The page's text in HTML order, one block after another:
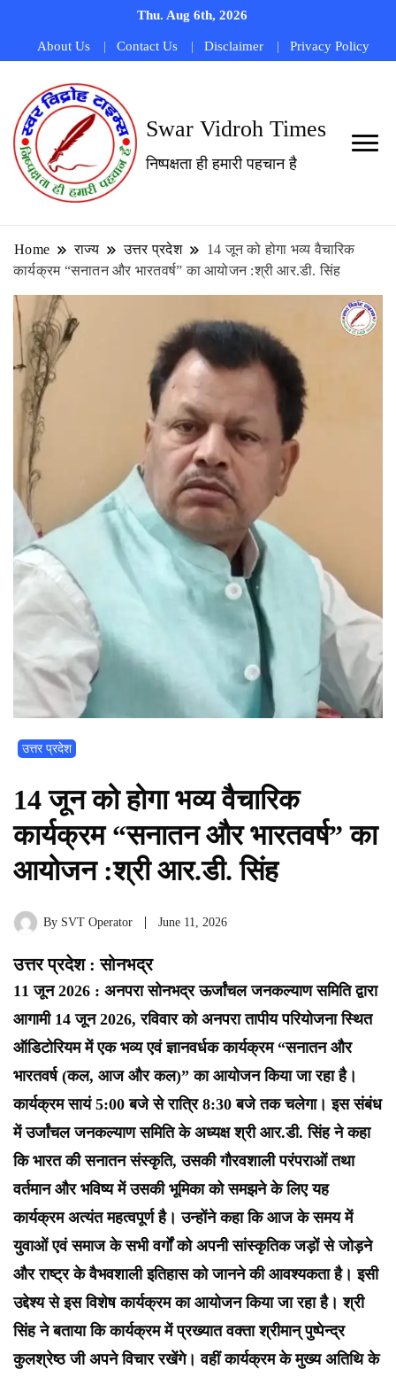
Thu. Aug 6th, 2026
About Us Contact Us Disclaimer Privacy Policy
Swar Vidroh Times
निष्पक्षता ही हमारी पहचान है
Home राज्य उत्तर प्रदेश
14 जून को होगा भव्य वैचारिक
कार्यक्रम “सनातन और भारतवर्ष” का आयोजन :श्री आर.डी. सिंह
उत्तर प्रदेश
14 जून को होगा भव्य वैचारिक
कार्यक्रम “सनातन और भारतवर्ष” का
आयोजन :श्री आर.डी. सिंह
By SVT Operator June 11, 2026
उत्तर प्रदेश : सोनभद्र
11 जून 2026 : अनपरा सोनभद्र ऊर्जांचल जनकल्याण समिति द्वारा
आगामी 14 जून 2026, रविवार को अनपरा तापीय परियोजना स्थित
ऑडिटोरियम में एक भव्य एवं ज्ञानवर्धक कार्यक्रम “सनातन और
भारतवर्ष (कल, आज और कल)” का आयोजन किया जा रहा है।
कार्यक्रम सायं 5:00 बजे से रात्रि 8:30 बजे तक चलेगा। इस संबंध
में उर्जांचल जनकल्याण समिति के अध्यक्ष श्री आर.डी. सिंह ने कहा
कि भारत की सनातन संस्कृति, उसकी गौरवशाली परंपराओं तथा
वर्तमान और भविष्य में उसकी भूमिका को समझने के लिए यह
कार्यक्रम अत्यंत महत्वपूर्ण है। उन्होंने कहा कि आज के समय में
युवाओं एवं समाज के सभी वर्गों को अपनी सांस्कृतिक जड़ों से जोड़ने
और राष्ट्र के वैभवशाली इतिहास को जानने की आवश्यकता है। इसी
उद्देश्य से इस विशेष कार्यक्रम का आयोजन किया जा रहा है। श्री
सिंह ने बताया कि कार्यक्रम में प्रख्यात वक्ता श्रीमान् पुष्पेन्द्र
कुलश्रेष्ठ जी अपने विचार रखेंगे। वहीं कार्यक्रम के मुख्य अतिथि के